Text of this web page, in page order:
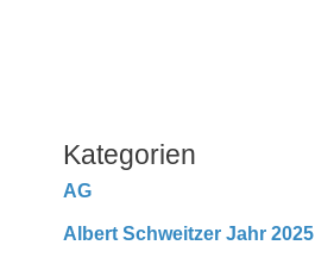
Kategorien
AG
Albert Schweitzer Jahr 2025